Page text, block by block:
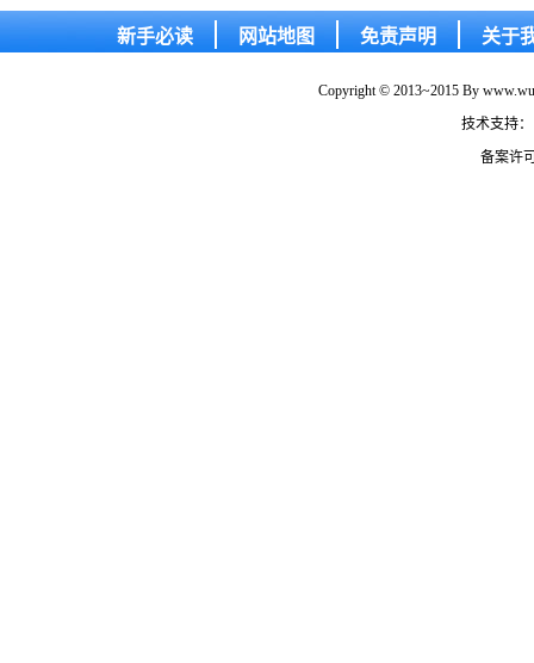
新手必读 网站地图 免责声明 关于
Copyright © 2013~2015 By
技术支持
备案许